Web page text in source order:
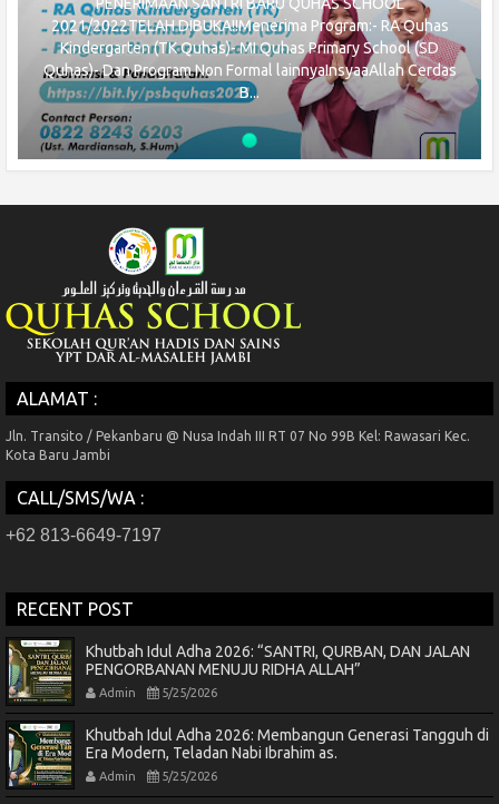
2021/2022TELAH DIBUKA!!Menerima Program:- RA Quhas
Kindergarten (TK Quhas)- MI Quhas Primary School (SD
Quhas)- Dan Program Non Formal lainnyaInsyaaAllah Cerdas
B...
ALAMAT :
Jln. Transito / Pekanbaru @ Nusa Indah III RT 07 No 99B Kel: Rawasari Kec.
Kota Baru Jambi
CALL/SMS/WA :
+62 813-6649-7197
RECENT POST
Khutbah Idul Adha 2026: “SANTRI, QURBAN, DAN JALAN
PENGORBANAN MENUJU RIDHA ALLAH”
Admin 5/25/2026
Khutbah Idul Adha 2026: Membangun Generasi Tangguh di
Era Modern, Teladan Nabi Ibrahim as.
Admin 5/25/2026